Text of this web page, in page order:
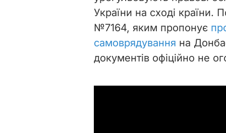
України на сході країни.
№7164, яким пропонує
самоврядування на
документів офіційно не